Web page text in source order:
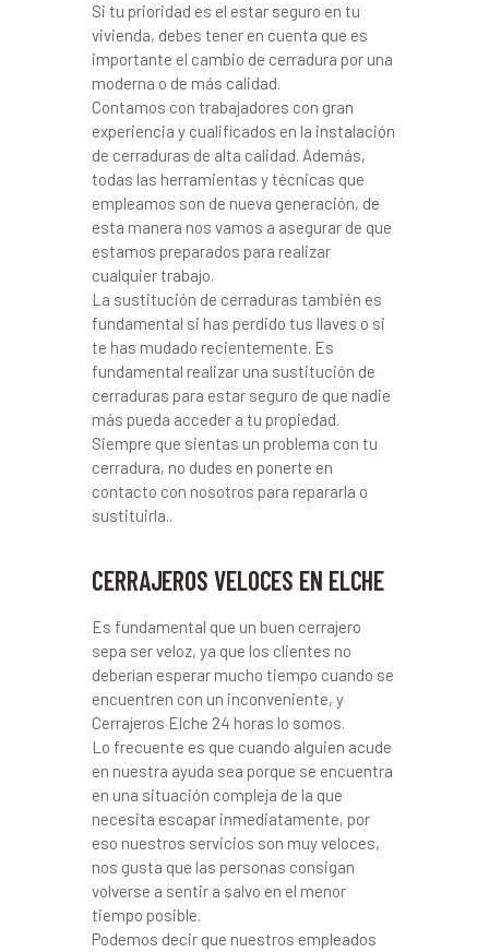
Si tu prioridad es el estar seguro en tu
vivienda, debes tener en cuenta que es
importante el cambio de cerradura por una
moderna o de más calidad.
Contamos con trabajadores con gran
experiencia y cualificados en la instalación
de cerraduras de alta calidad. Además,
todas las herramientas y técnicas que
empleamos son de nueva generación, de
esta manera nos vamos a asegurar de que
estamos preparados para realizar
cualquier trabajo.
La sustitución de cerraduras también es
fundamental si has perdido tus llaves o si
te has mudado recientemente. Es
fundamental realizar una sustitución de
cerraduras para estar seguro de que nadie
más pueda acceder a tu propiedad.
Siempre que sientas un problema con tu
cerradura, no dudes en ponerte en
contacto con nosotros para repararla o
sustituirla..
CERRAJEROS VELOCES EN ELCHE
Es fundamental que un buen cerrajero
sepa ser veloz, ya que los clientes no
deberían esperar mucho tiempo cuando se
encuentren con un inconveniente, y
Cerrajeros Elche 24 horas lo somos.
Lo frecuente es que cuando alguien acude
en nuestra ayuda sea porque se encuentra
en una situación compleja de la que
necesita escapar inmediatamente, por
eso nuestros servicios son muy veloces,
nos gusta que las personas consigan
volverse a sentir a salvo en el menor
tiempo posible.
Podemos decir que nuestros empleados